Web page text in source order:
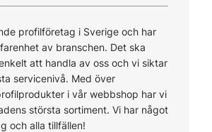
profilföretag i Sverige och har
av branschen. Det ska
att handla av oss och vi siktar
servicenivå. Med över
i vår webbshop har vi
största sortiment. Vi har något
och alla tillfällen!